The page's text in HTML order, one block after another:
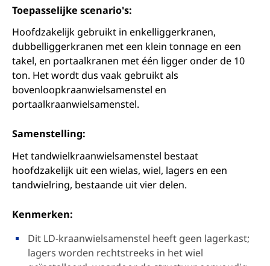
Toepasselijke scenario's:
Hoofdzakelijk gebruikt in enkelliggerkranen,
dubbelliggerkranen met een klein tonnage en een
takel, en portaalkranen met één ligger onder de 10
ton. Het wordt dus vaak gebruikt als
bovenloopkraanwielsamenstel en
portaalkraanwielsamenstel.
Samenstelling:
Het tandwielkraanwielsamenstel bestaat
hoofdzakelijk uit een wielas, wiel, lagers en een
tandwielring, bestaande uit vier delen.
Kenmerken:
Dit LD-kraanwielsamenstel heeft geen lagerkast;
lagers worden rechtstreeks in het wiel